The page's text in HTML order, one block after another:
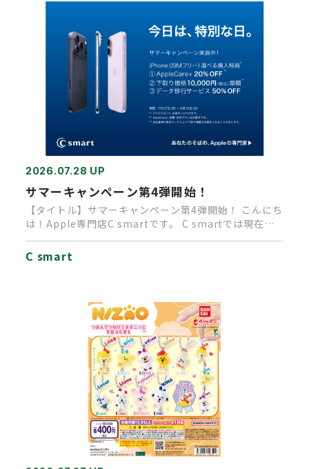
2026.07.28 UP
サマーキャンペーン第4弾開始！
【タイトル】サマーキャンペーン第4弾開始！ こんにち
は！Apple専門店C smartです。 C smartでは現在、
A…
C smart